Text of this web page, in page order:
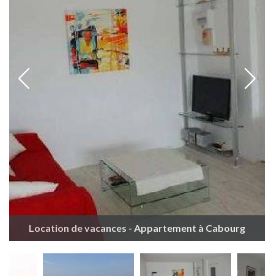
Location de vacances - Appartement à Cabourg